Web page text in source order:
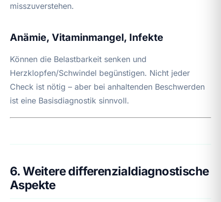
misszuverstehen.
Anämie, Vitaminmangel, Infekte
Können die Belastbarkeit senken und
Herzklopfen/Schwindel begünstigen. Nicht jeder
Check ist nötig – aber bei anhaltenden Beschwerden
ist eine Basisdiagnostik sinnvoll.
6. Weitere differenzialdiagnostische
Aspekte